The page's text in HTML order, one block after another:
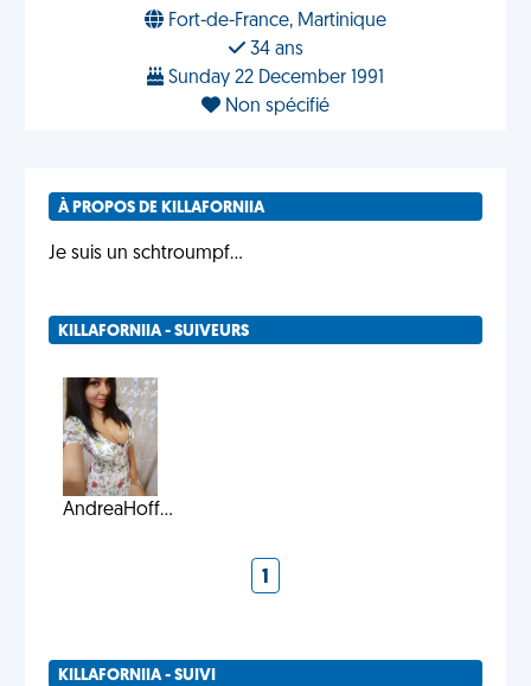
Fort-de-France, Martinique
34 ans
Sunday 22 December 1991
Non spécifié
À PROPOS DE KILLAFORNIIA
Je suis un schtroumpf...
KILLAFORNIIA - SUIVEURS
AndreaHoff...
1
KILLAFORNIIA - SUIVI